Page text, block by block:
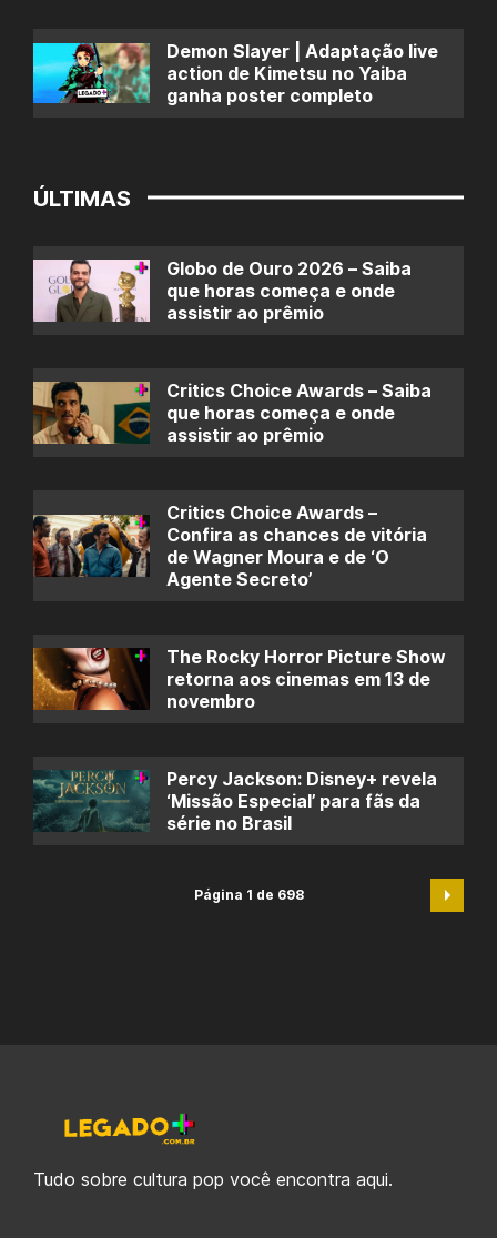
Demon Slayer | Adaptação live
action de Kimetsu no Yaiba
ganha poster completo
ÚLTIMAS
Globo de Ouro 2026 – Saiba
que horas começa e onde
assistir ao prêmio
Critics Choice Awards – Saiba
que horas começa e onde
assistir ao prêmio
Critics Choice Awards –
Confira as chances de vitória
de Wagner Moura e de ‘O
Agente Secreto’
The Rocky Horror Picture Show
retorna aos cinemas em 13 de
novembro
Percy Jackson: Disney+ revela
‘Missão Especial’ para fãs da
série no Brasil
Página 1 de 698
Tudo sobre cultura pop você encontra aqui.